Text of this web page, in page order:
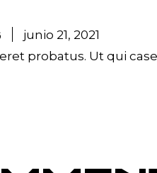
junio 21, 2021
probatus. Ut qui